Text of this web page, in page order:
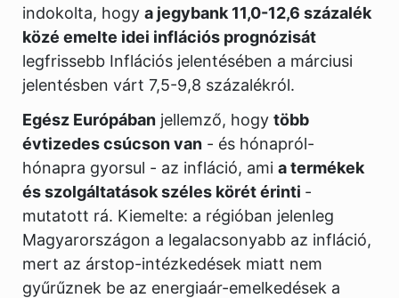
indokolta, hogy a jegybank 11,0-12,6 százalék
közé emelte idei inflációs prognózisát
legfrissebb Inflációs jelentésében a márciusi
jelentésben várt 7,5-9,8 százalékról.
Egész Európában jellemző, hogy több
évtizedes csúcson van - és hónapról-
hónapra gyorsul - az infláció, ami a termékek
és szolgáltatások széles körét érinti -
mutatott rá. Kiemelte: a régióban jelenleg
Magyarországon a legalacsonyabb az infláció,
mert az árstop-intézkedések miatt nem
gyűrűznek be az energiaár-emelkedések a